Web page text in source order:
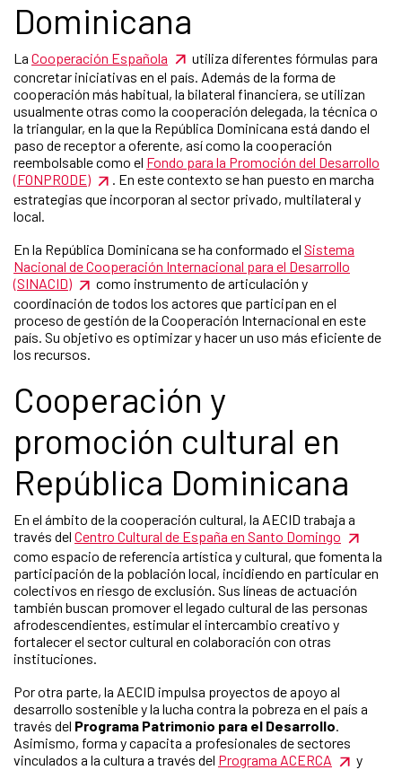
Dominicana
La Cooperación Española
utiliza diferentes fórmulas para
concretar iniciativas en el país. Además de la forma de
cooperación más habitual, la bilateral financiera, se utilizan
usualmente otras como la cooperación delegada, la técnica o
la triangular, en la que la República Dominicana está dando el
paso de receptor a oferente, así como la cooperación
reembolsable como el Fondo para la Promoción del Desarrollo
(FONPRODE)
. En este contexto se han puesto en marcha
estrategias que incorporan al sector privado, multilateral y
local.
En la República Dominicana se ha conformado el Sistema
Nacional de Cooperación Internacional para el Desarrollo
(SINACID)
como instrumento de articulación y
coordinación de todos los actores que participan en el
proceso de gestión de la Cooperación Internacional en este
país. Su objetivo es optimizar y hacer un uso más eficiente de
los recursos.
Cooperación y
promoción cultural en
República Dominicana
En el ámbito de la cooperación cultural, la AECID trabaja a
través del Centro Cultural de España en Santo Domingo
como espacio de referencia artística y cultural, que fomenta la
participación de la población local, incidiendo en particular en
colectivos en riesgo de exclusión. Sus líneas de actuación
también buscan promover el legado cultural de las personas
afrodescendientes, estimular el intercambio creativo y
fortalecer el sector cultural en colaboración con otras
instituciones.
Por otra parte, la AECID impulsa proyectos de apoyo al
desarrollo sostenible y la lucha contra la pobreza en el país a
través del Programa Patrimonio para el Desarrollo.
Asimismo, forma y capacita a profesionales de sectores
vinculados a la cultura a través del Programa ACERCA
y